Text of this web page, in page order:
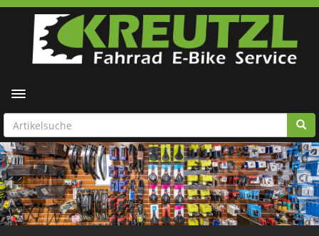
Toggle navigation